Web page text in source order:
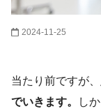
2024-11-25
当たり前ですが、
でいきます。
し